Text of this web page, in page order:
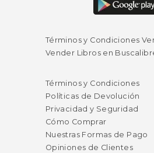
Términos y Condiciones
Vender Libros en
Términos y Condiciones
Políticas de Devolución
Privacidad y Seguridad
Cómo Comprar
Nuestras Formas de Pago
Opiniones de Clientes